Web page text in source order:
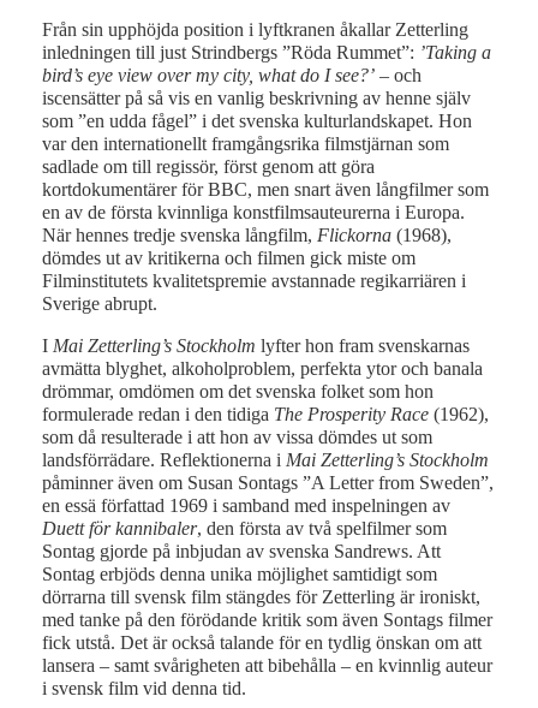
Från sin upphöjda position i lyftkranen åkallar Zetterling
inledningen till just Strindbergs ”Röda Rummet”: ’Taking a
bird’s eye view over my city, what do I see?’ – och
iscensätter på så vis en vanlig beskrivning av henne själv
som ”en udda fågel” i det svenska kulturlandskapet. Hon
var den internationellt framgångsrika filmstjärnan som
sadlade om till regissör, först genom att göra
kortdokumentärer för BBC, men snart även långfilmer som
en av de första kvinnliga konstfilmsauteurerna i Europa.
När hennes tredje svenska långfilm, Flickorna (1968),
dömdes ut av kritikerna och filmen gick miste om
Filminstitutets kvalitetspremie avstannade regikarriären i
Sverige abrupt.
I Mai Zetterling’s Stockholm lyfter hon fram svenskarnas
avmätta blyghet, alkoholproblem, perfekta ytor och banala
drömmar, omdömen om det svenska folket som hon
formulerade redan i den tidiga The Prosperity Race (1962),
som då resulterade i att hon av vissa dömdes ut som
landsförrädare. Reflektionerna i Mai Zetterling’s Stockholm
påminner även om Susan Sontags ”A Letter from Sweden”,
en essä författad 1969 i samband med inspelningen av
Duett för kannibaler, den första av två spelfilmer som
Sontag gjorde på inbjudan av svenska Sandrews. Att
Sontag erbjöds denna unika möjlighet samtidigt som
dörrarna till svensk film stängdes för Zetterling är ironiskt,
med tanke på den förödande kritik som även Sontags filmer
fick utstå. Det är också talande för en tydlig önskan om att
lansera – samt svårigheten att bibehålla – en kvinnlig auteur
i svensk film vid denna tid.